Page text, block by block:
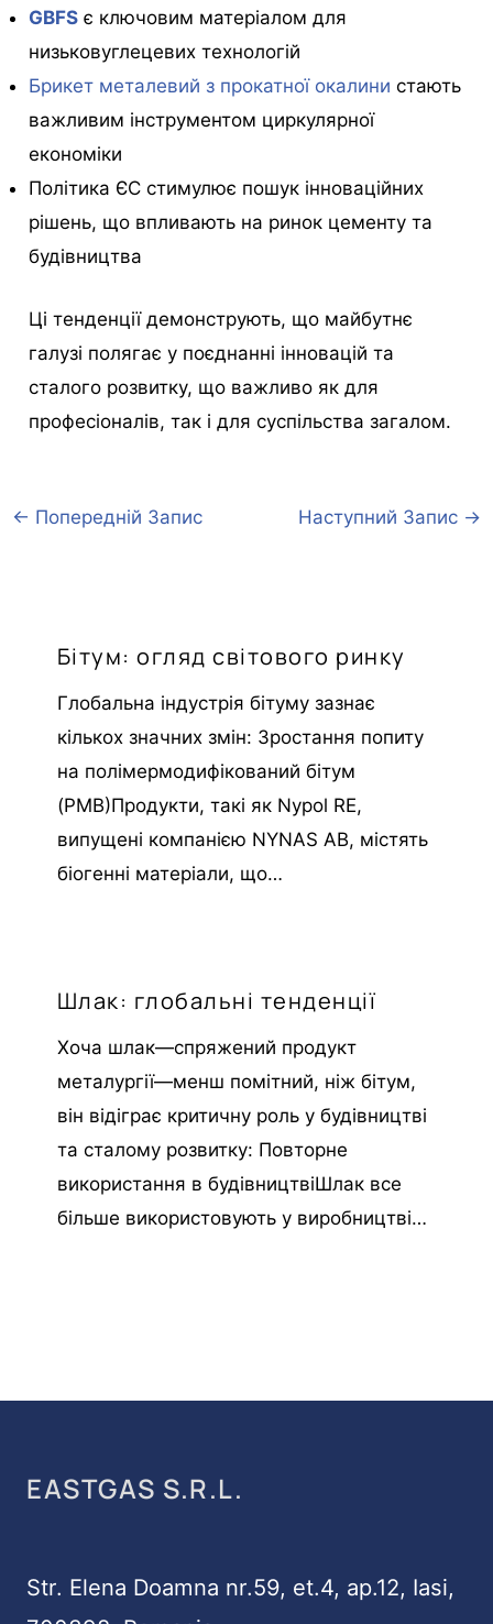
GBFS є ключовим матеріалом для
низьковуглецевих технологій
Брикет металевий з прокатної окалини стають
важливим інструментом циркулярної
економіки
Політика ЄС стимулює пошук інноваційних
рішень, що впливають на ринок цементу та
будівництва
Ці тенденції демонструють, що майбутнє
галузі полягає у поєднанні інновацій та
сталого розвитку, що важливо як для
професіоналів, так і для суспільства загалом.
← Попередній Запис Наступний Запис →
Бітум: огляд світового ринку
Глобальна індустрія бітуму зазнає
кількох значних змін: Зростання попиту
на полімермодифікований бітум
(PMB)Продукти, такі як Nypol RE,
випущені компанією NYNAS AB, містять
біогенні матеріали, що…
Шлак: глобальні тенденції
Хоча шлак—спряжений продукт
металургії—менш помітний, ніж бітум,
він відіграє критичну роль у будівництві
та сталому розвитку: Повторне
використання в будівництвіШлак все
більше використовують у виробництві…
EASTGAS S.R.L.
Str. Elena Doamna nr.59, et.4, ap.12, Iasi,